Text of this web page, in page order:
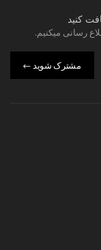
کنید
رسانی میکنیم.
مشترک شوید